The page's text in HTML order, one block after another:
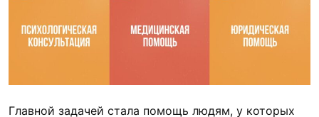
Главной задачей стала помощь людям, у которых